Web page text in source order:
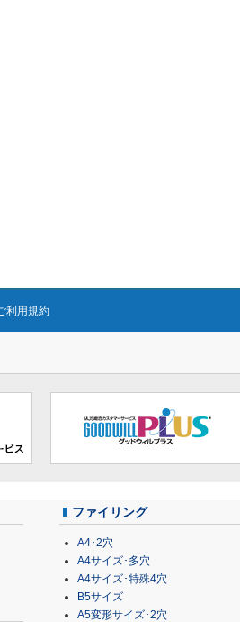
利用規約
ファイリング
A4･2穴
A4サイズ･多穴
A4サイズ･特殊4穴
B5サイズ
A5変形サイズ･2穴